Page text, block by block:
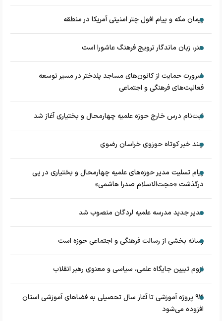
پیمان مکه و پیام افول چتر امنیتی آمریکا در منطقه
هنر، زبان ماندگار ترویج فرهنگ عاشورا است
ضرورت حمایت از کانون‌های مساجد پلدختر در مسیر توسعه
فعالیت‌های فرهنگی و اجتماعی
ثبت‌نام درس خارج حوزه علمیه چهارمحال و بختیاری آغاز شد
چند خبر کوتاه حوزوی خراسان رضوی
پیام تسلیت مدیر حوزه‌های علمیه چهارمحال و بختیاری در پی
درگذشت «حجت‌الاسلام صدرا هاشمی»
مدیر جدید مدرسه علمیه لردگان منصوب شد
رسانه بخشی از رسالت فرهنگی و اجتماعی حوزه است
لزوم تبیین جایگاه علمی، سیاسی و معنوی رهبر انقلاب
۹۳ پروژه آموزشی تا آغاز سال تحصیلی به فضاهای آموزشی استان
افزوده می‌شود